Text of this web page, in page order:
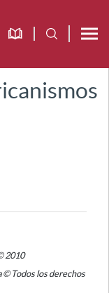
2010
© Todos los derechos